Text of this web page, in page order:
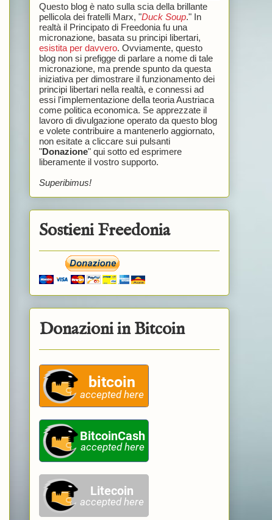
Questo blog è nato sulla scia della brillante
pellicola dei fratelli Marx, "Duck Soup." In
realtà il Principato di Freedonia fu una
micronazione, basata su principi libertari,
esistita per davvero. Ovviamente, questo
blog non si prefigge di parlare a nome di tale
micronazione, ma prende spunto da questa
iniziativa per dimostrare il funzionamento dei
principi libertari nella realtà, e connessi ad
essi l'implementazione della teoria Austriaca
come politica economica. Se apprezzate il
lavoro di divulgazione operato da questo blog
e volete contribuire a mantenerlo aggiornato,
non esitate a cliccare sui pulsanti
"Donazione" qui sotto ed esprimere
liberamente il vostro supporto.
Superibimus!
Sostieni Freedonia
Donazioni in Bitcoin